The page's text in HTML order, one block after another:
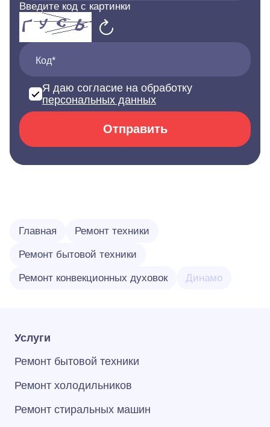
Введите код с картинки
Код*
Я даю согласие на обработку
персональных данных
Отправить
Главная Ремонт техники
Ремонт бытовой техники
Ремонт конвекционных духовок Динамо
Услуги
Ремонт бытовой техники
Ремонт холодильников
Ремонт стиральных машин